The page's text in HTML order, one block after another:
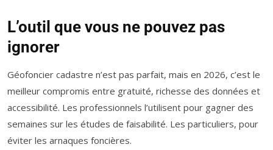
L’outil que vous ne pouvez pas
ignorer
Géofoncier cadastre n’est pas parfait, mais en 2026, c’est le
meilleur compromis entre gratuité, richesse des données et
accessibilité. Les professionnels l’utilisent pour gagner des
semaines sur les études de faisabilité. Les particuliers, pour
éviter les arnaques foncières.